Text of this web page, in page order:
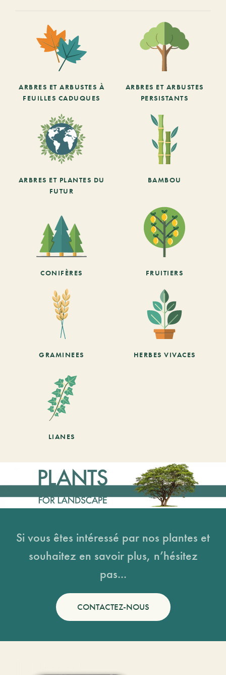
ARBRES ET ARBUSTES À
FEUILLES CADUQUES
ARBRES ET ARBUSTES
PERSISTANTS
ARBRES ET PLANTES DU
FUTUR
BAMBOU
CONIFÈRES FRUITIERS
GRAMINEES HERBES VIVACES
LIANES
Si vous êtes intéressé par nos plantes et
souhaitez en savoir plus, n’hésitez
pas...
CONTACTEZ-NOUS